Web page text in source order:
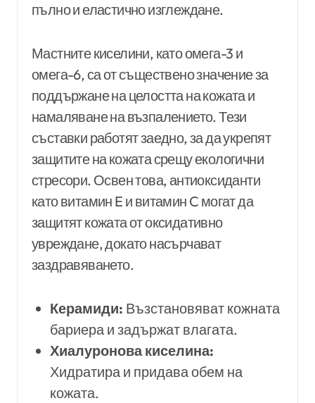
пълно и еластично изглеждане.
Мастните киселини, като омега-3 и
омега-6, са от съществено значение за
поддържане на целостта на кожата и
намаляване на възпалението. Тези
съставки работят заедно, за да укрепят
защитите на кожата срещу екологични
стресори. Освен това, антиоксиданти
като витамин E и витамин C могат да
защитят кожата от оксидативно
увреждане, докато насърчават
заздравяването.
Керамиди: Възстановяват кожната
бариера и задържат влагата.
Хиалуронова киселина:
Хидратира и придава обем на
кожата.